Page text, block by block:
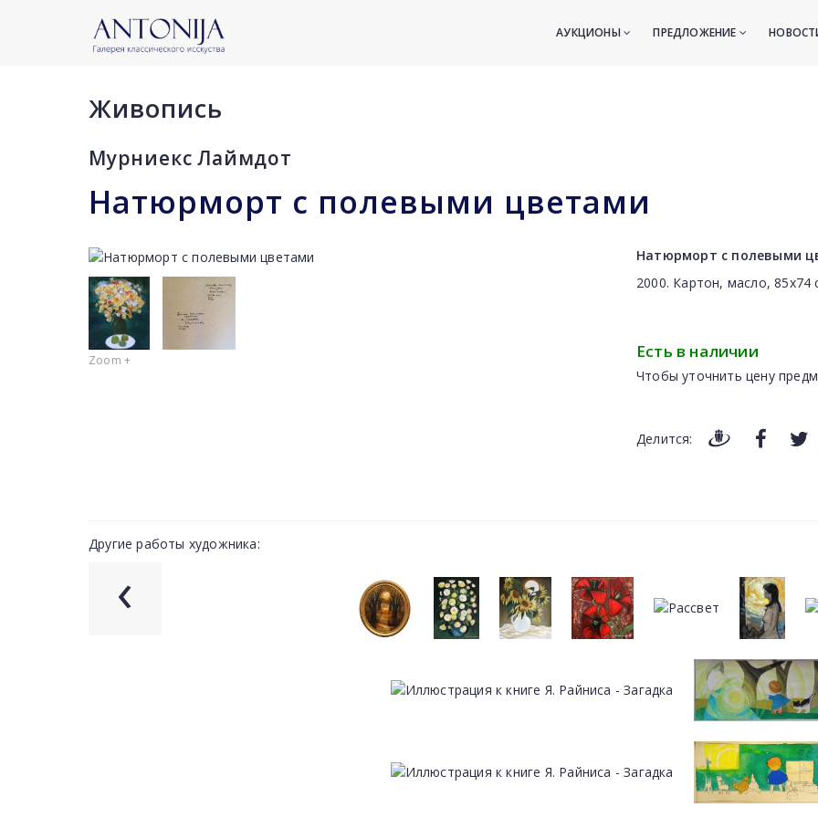
АУКЦИОНЫ ПРЕДЛОЖЕНИЕ
Живопись
Мурниекс Лаймдот
Натюрморт с полевыми цветами
Zoom +
Натюрморт с полевыми
2000. Картон, масло, 85x74
Есть в наличии
Чтобы уточнить цену
Делится:
Другие работы художника:
‹